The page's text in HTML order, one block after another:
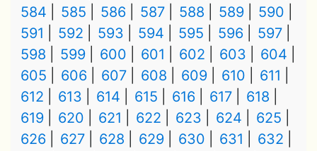
584
585 586 587 588 589
590
591
592 593 594 595 596
597
598
599 600 601 602 603
604
605
606 607 608 609 610
611
612
613 614 615 616 617
618
619
620 621 622 623 624
625
626
627 628 629 630 631
632